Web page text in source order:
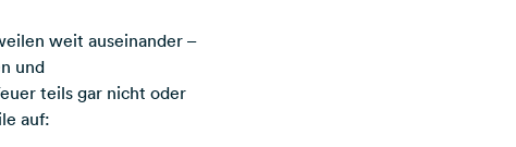
weit auseinander –
und
teils gar nicht oder
auf: